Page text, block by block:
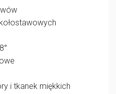
i tkanek miękkich